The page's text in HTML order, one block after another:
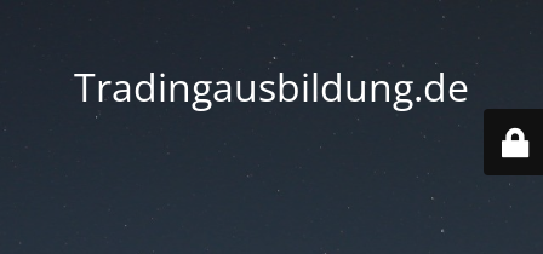
Tradingausbildung.de